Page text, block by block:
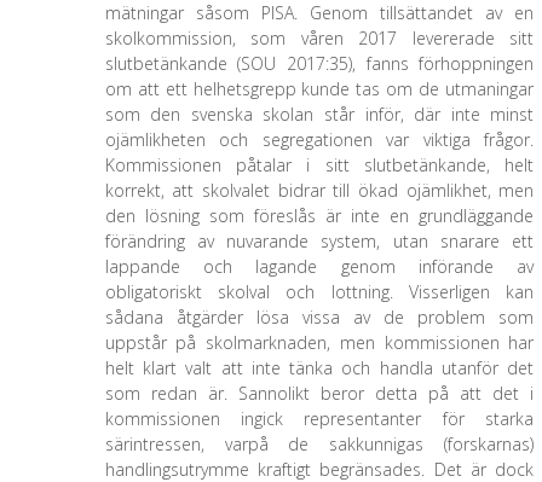
mätningar såsom PISA. Genom tillsättandet av en
skolkommission, som våren 2017 levererade sitt
slutbetänkande (SOU 2017:35), fanns förhoppningen
om att ett helhetsgrepp kunde tas om de utmaningar
som den svenska skolan står inför, där inte minst
ojämlikheten och segregationen var viktiga frågor.
Kommissionen påtalar i sitt slutbetänkande, helt
korrekt, att skolvalet bidrar till ökad ojämlikhet, men
den lösning som föreslås är inte en grundläggande
förändring av nuvarande system, utan snarare ett
lappande och lagande genom införande av
obligatoriskt skolval och lottning. Visserligen kan
sådana åtgärder lösa vissa av de problem som
uppstår på skolmarknaden, men kommissionen har
helt klart valt att inte tänka och handla utanför det
som redan är. Sannolikt beror detta på att det i
kommissionen ingick representanter för starka
särintressen, varpå de sakkunnigas (forskarnas)
handlingsutrymme kraftigt begränsades. Det är dock